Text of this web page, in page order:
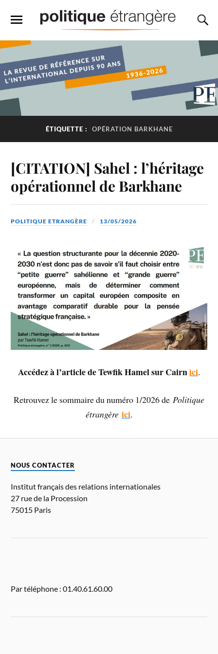
ÉTIQUETTE : OPÉRATION BARKHANE
[CITATION] Sahel : l’héritage
opérationnel de Barkhane
POLITIQUE ETRANGÈRE 13/05/2026
Accédez à l’article de Tewfik Hamel sur Cairnici.
Retrouvez le sommaire du numéro 1/2026 de Politique
étrangère ici.
NOUS CONTACTER
Institut français des relations internationales
27 rue de la Procession
75015 Paris
Par téléphone : 01.40.61.60.00